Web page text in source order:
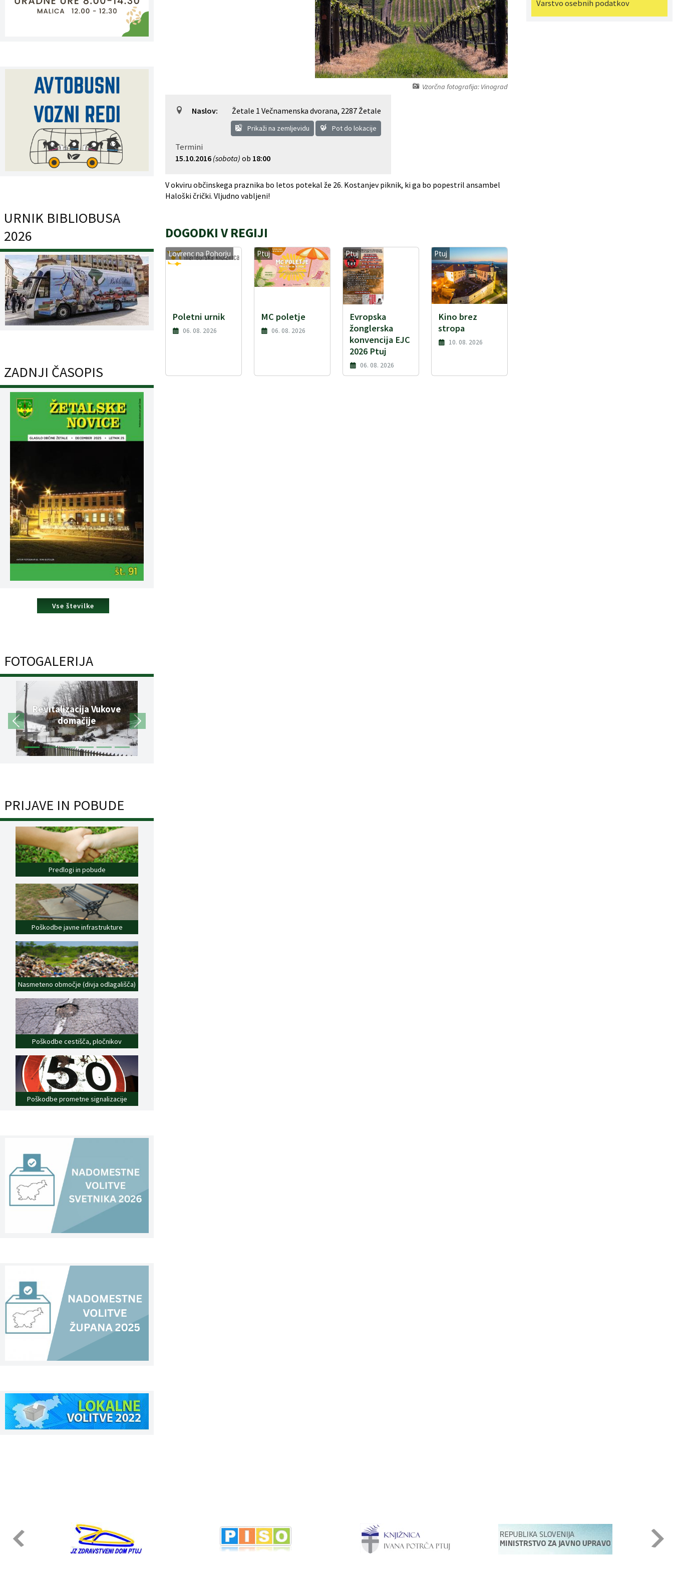
Vzorčna fotografija: Vinograd
Naslov: Žetale 1 Večnamenska dvorana, 2287 Žetale
Prikaži na zemljevidu Pot do lokacije
Termini
15.10.2016 (sobota) ob 18:00
V okviru občinskega praznika bo letos potekal že 26. Kostanjev piknik, ki ga bo popestril ansambel
Haloški črički. Vljudno vabljeni!
DOGODKI V REGIJI
Lovrenc na Pohorju
Poletni urnik
06. 08. 2026
Ptuj
MC poletje
06. 08. 2026
Ptuj
Evropska
žonglerska
konvencija EJC
2026 Ptuj
06. 08. 2026
Ptuj
Kino brez
stropa
10. 08. 2026
URNIK BIBLIOBUSA
2026
ZADNJI ČASOPIS
Vse številke
FOTOGALERIJA
Revitalizacija Vukove
domačije
PRIJAVE IN POBUDE
Predlogi in pobude
Poškodbe javne infrastrukture
Nasmeteno območje (divja odlagališča)
Poškodbe cestišča, pločnikov
Poškodbe prometne signalizacije
Varstvo osebnih podatkov
Register predpisov
Katalog informacij javnega značaja
Grb in zastava občine
Vizitka občine